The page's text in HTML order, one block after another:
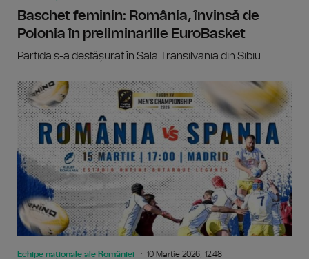
Baschet feminin: România, învinsă de
Polonia în preliminariile EuroBasket
Partida s-a desfășurat în Sala Transilvania din Sibiu.
Echipe naționale ale României 10 Martie 2026, 12:48